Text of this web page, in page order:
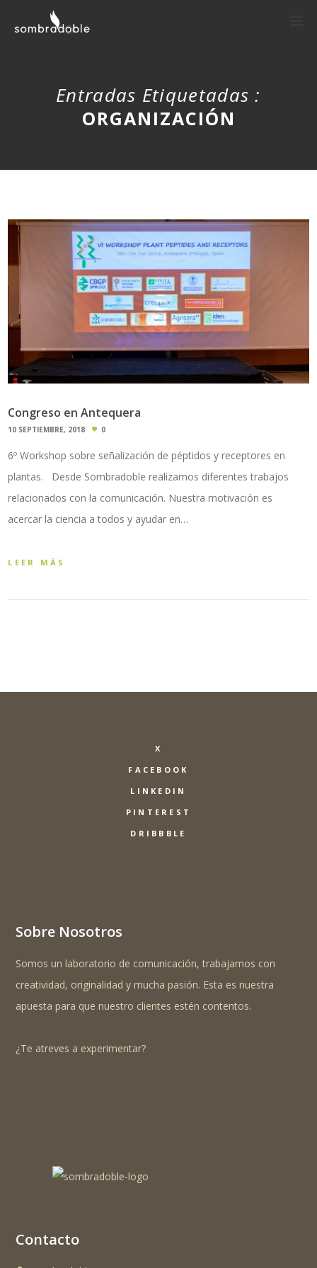
Entradas Etiquetadas :
ORGANIZACIÓN
Congreso en Antequera
10 SEPTIEMBRE, 2018 0
6º Workshop sobre señalización de péptidos y receptores en
plantas. Desde Sombradoble realizamos diferentes trabajos
relacionados con la comunicación. Nuestra motivación es
acercar la ciencia a todos y ayudar en…
LEER MÁS
X
FACEBOOK
LINKEDIN
PINTEREST
DRIBBBLE
Sobre Nosotros
Somos un laboratorio de comunicación, trabajamos con
creatividad, originalidad y mucha pasión. Esta es nuestra
apuesta para que nuestro clientes estén contentos.
¿Te atreves a experimentar?
Contacto